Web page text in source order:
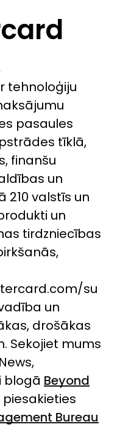
tehnoloģiju
pasaules
tīklā,
finanšu
un
210 valstīs un
un
tirdzniecības
su
un
drošākas
Sekojiet mums
blogā Beyond
piesakieties
Bureau